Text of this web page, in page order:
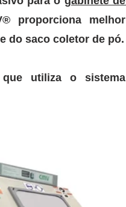
proporciona melhor
utiliza o sistema